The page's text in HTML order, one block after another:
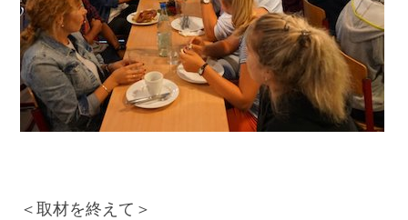
＜取材を終えて＞